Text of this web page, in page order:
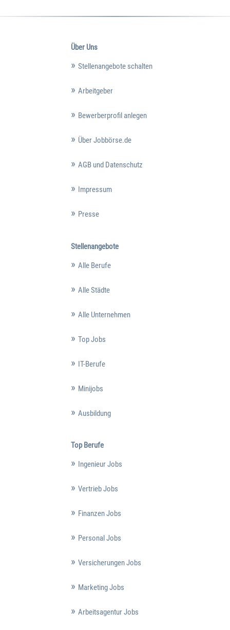
Über Uns
Stellenangebote schalten
Arbeitgeber
Bewerberprofil anlegen
Über Jobbörse.de
AGB und Datenschutz
Impressum
Presse
Stellenangebote
Alle Berufe
Alle Städte
Alle Unternehmen
Top Jobs
IT-Berufe
Minijobs
Ausbildung
Top Berufe
Ingenieur Jobs
Vertrieb Jobs
Finanzen Jobs
Personal Jobs
Versicherungen Jobs
Marketing Jobs
Arbeitsagentur Jobs